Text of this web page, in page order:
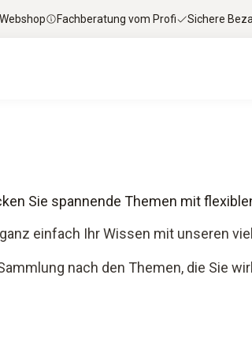
Fachberatung vom Profi Sichere
Sie spannende Themen mit
einfach Ihr Wissen mit unseren
nach den Themen, die Sie